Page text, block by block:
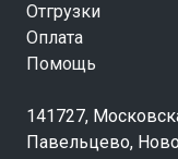
Отгрузки
Оплата
Помощь
141727,
Павельцево,